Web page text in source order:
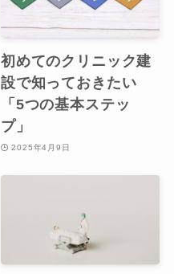
初めてのクリニック建
設で知っておきたい
「5つの基本ステッ
プ」
2025年4月9日